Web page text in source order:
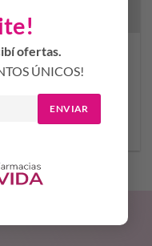
ofertas.
ÚNICOS!
ENVIAR
PVO.P/REC.X
AÑADIR AL CARRITO